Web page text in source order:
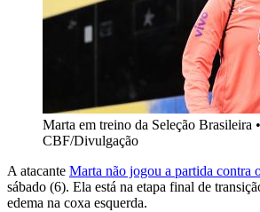
Marta em treino da Seleção Brasileira •
CBF/Divulgação
A atacante Marta não jogou a partida contra
sábado (6). Ela está na etapa final de
edema na coxa esquerda.